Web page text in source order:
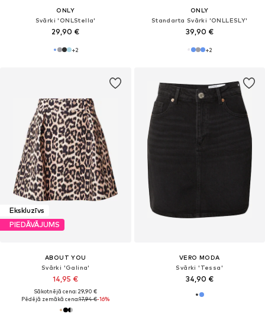
ONLY
Svārki 'ONLStella'
29,90 €
+2
ONLY
Standarta Svārki 'ONLLESLY'
39,90 €
+2
Ekskluzīvs
PIEDĀVĀJUMS
ABOUT YOU
Svārki 'Galina'
14,95 €
Sākotnējā cena: 29,90 €
Pēdējā zemākā cena:17,94 €-16%
VERO MODA
Svārki 'Tessa'
34,90 €